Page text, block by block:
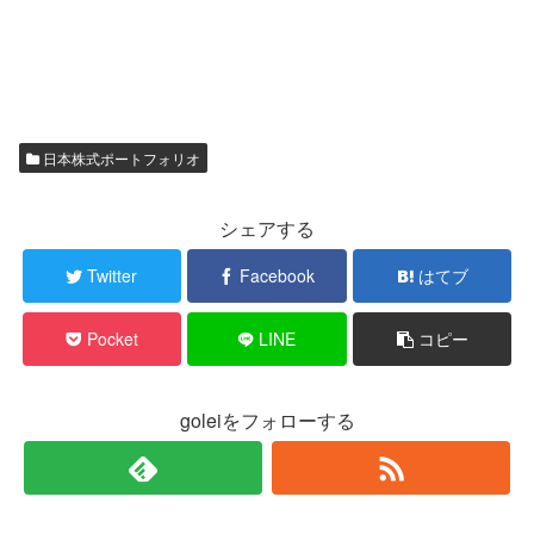
日本株式ポートフォリオ
シェアする
Twitter Facebook はてブ
Pocket LINE コピー
goleiをフォローする